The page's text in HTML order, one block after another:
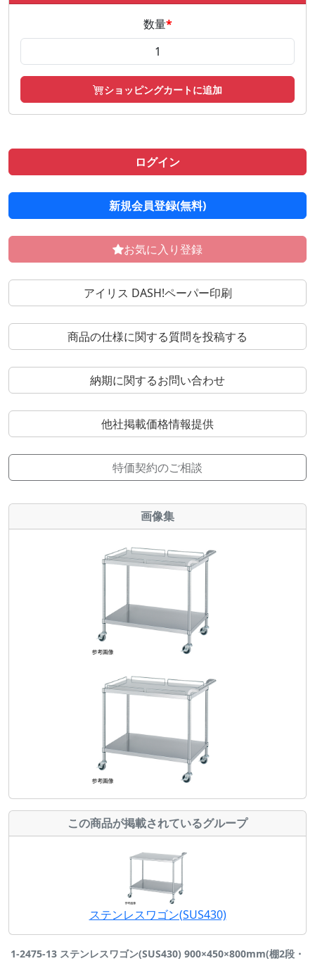
数量*
ショッピングカートに追加
ログイン
新規会員登録(無料)
お気に入り登録
アイリス DASH!ペーパー印刷
商品の仕様に関する質問を投稿する
納期に関するお問い合わせ
他社掲載価格情報提供
特価契約のご相談
画像集
この商品が掲載されているグループ
ステンレスワゴン(SUS430)
1-2475-13 ステンレスワゴン(SUS430) 900×450×800mm(棚2段・